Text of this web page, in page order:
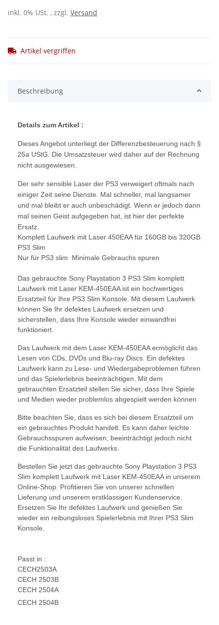
inkl. 0% USt. , zzgl. Versand
Artikel vergriffen
Beschreibung
Details zum Artikel :
Dieses Angebot unterliegt der Differenzbesteuerung nach §
25a UStG. Die Umsatzsteuer wird daher auf der Rechnung
nicht ausgewiesen.
Der sehr sensible Laser der PS3 verweigert oftmals nach
einiger Zeit seine Dienste. Mal schneller, mal langsamer
und mal bleibt er auch unbeschädigt. Wenn er jedoch dann
mal seinen Geist aufgegeben hat, ist hier der perfekte
Ersatz.
Komplett Laufwerk mit Laser 450EAA für 160GB bis 320GB
PS3 Slim
Nur für PS3 slim Minimale Gebrauchs spuren
Das gebrauchte Sony Playstation 3 PS3 Slim komplett
Laufwerk mit Laser KEM-450EAA ist ein hochwertiges
Ersatzteil für Ihre PS3 Slim Konsole. Mit diesem Laufwerk
können Sie Ihr defektes Laufwerk ersetzen und
sicherstellen, dass Ihre Konsole wieder einwandfrei
funktioniert.
Das Laufwerk mit dem Laser KEM-450EAA ermöglicht das
Lesen von CDs, DVDs und Blu-ray Discs. Ein defektes
Laufwerk kann zu Lese- und Wiedergabeproblemen führen
und das Spielerlebnis beeinträchtigen. Mit dem
gebrauchten Ersatzteil stellen Sie sicher, dass Ihre Spiele
und Medien wieder problemlos abgespielt werden können.
Bitte beachten Sie, dass es sich bei diesem Ersatzteil um
ein gebrauchtes Produkt handelt. Es kann daher leichte
Gebrauchsspuren aufweisen, beeinträchtigt jedoch nicht
die Funktionalität des Laufwerks.
Bestellen Sie jetzt das gebrauchte Sony Playstation 3 PS3
Slim komplett Laufwerk mit Laser KEM-450EAA in unserem
Online-Shop. Profitieren Sie von unserer schnellen
Lieferung und unserem erstklassigen Kundenservice.
Ersetzen Sie Ihr defektes Laufwerk und genießen Sie
wieder ein reibungsloses Spielerlebnis mit Ihrer PS3 Slim
Konsole.
Passt in :
CECH2503A
CECH 2503B
CECH 2504A
CECH 2504B